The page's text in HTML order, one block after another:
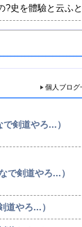
?史を體驗と云ふ
個人ブログ
剣道やろ...）
で剣道やろ...）
道やろ...）